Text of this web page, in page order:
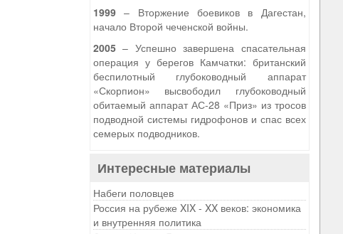
1999– Вторжение боевиков в Дагестан,
начало Второй чеченской войны.
2005– Успешно завершена спасательная
операция у берегов Камчатки: британский
беспилотный глубоководный аппарат
«Скорпион» высвободил глубоководный
обитаемый аппарат АС-28 «Приз» из тросов
подводной системы гидрофонов и спас всех
семерых подводников.
Интересные материалы
Набеги половцев
Россия на рубеже XIX - XX веков: экономика
и внутренняя политика